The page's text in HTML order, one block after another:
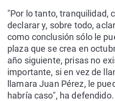
"Por lo tanto, tranquilidad,
declarar y, sobre todo,
como conclusión sólo le
plaza que se crea en
año siguiente, prisas no
importante, si en vez de
llamara Juan Pérez, le
habría caso", ha defendido.